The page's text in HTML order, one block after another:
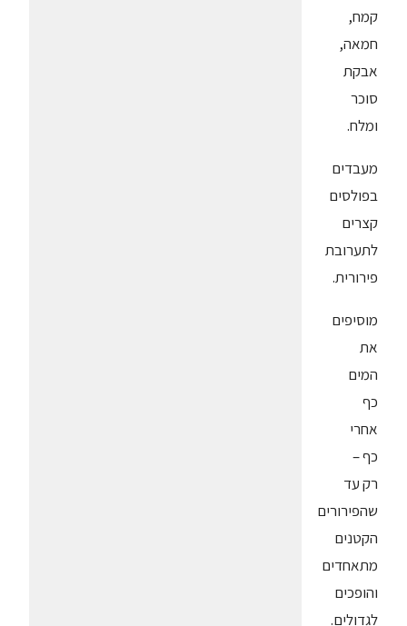
קמח,
חמאה,
אבקת
סוכר
ומלח.
מעבדים
בפולסים
קצרים
לתערובת
פירורית.
מוסיפים
את
המים
כף
אחרי
כף –
רק עד
שהפירורים
הקטנים
מתאחדים
והופכים
לגדולים.